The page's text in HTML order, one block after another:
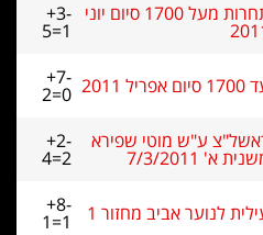
תחרות מעל 1700 סיום יוני +3-
5=1
אפריל 2011 +7-
2=0
ע"ש מוטי שפירא
א' 7/3/2011
+2-
4=2
לנוער אביב מחזור 1 +8-
1=1